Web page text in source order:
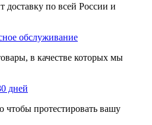
по всей России и
обслуживание
в качестве которых мы
дней
чтобы протестировать вашу